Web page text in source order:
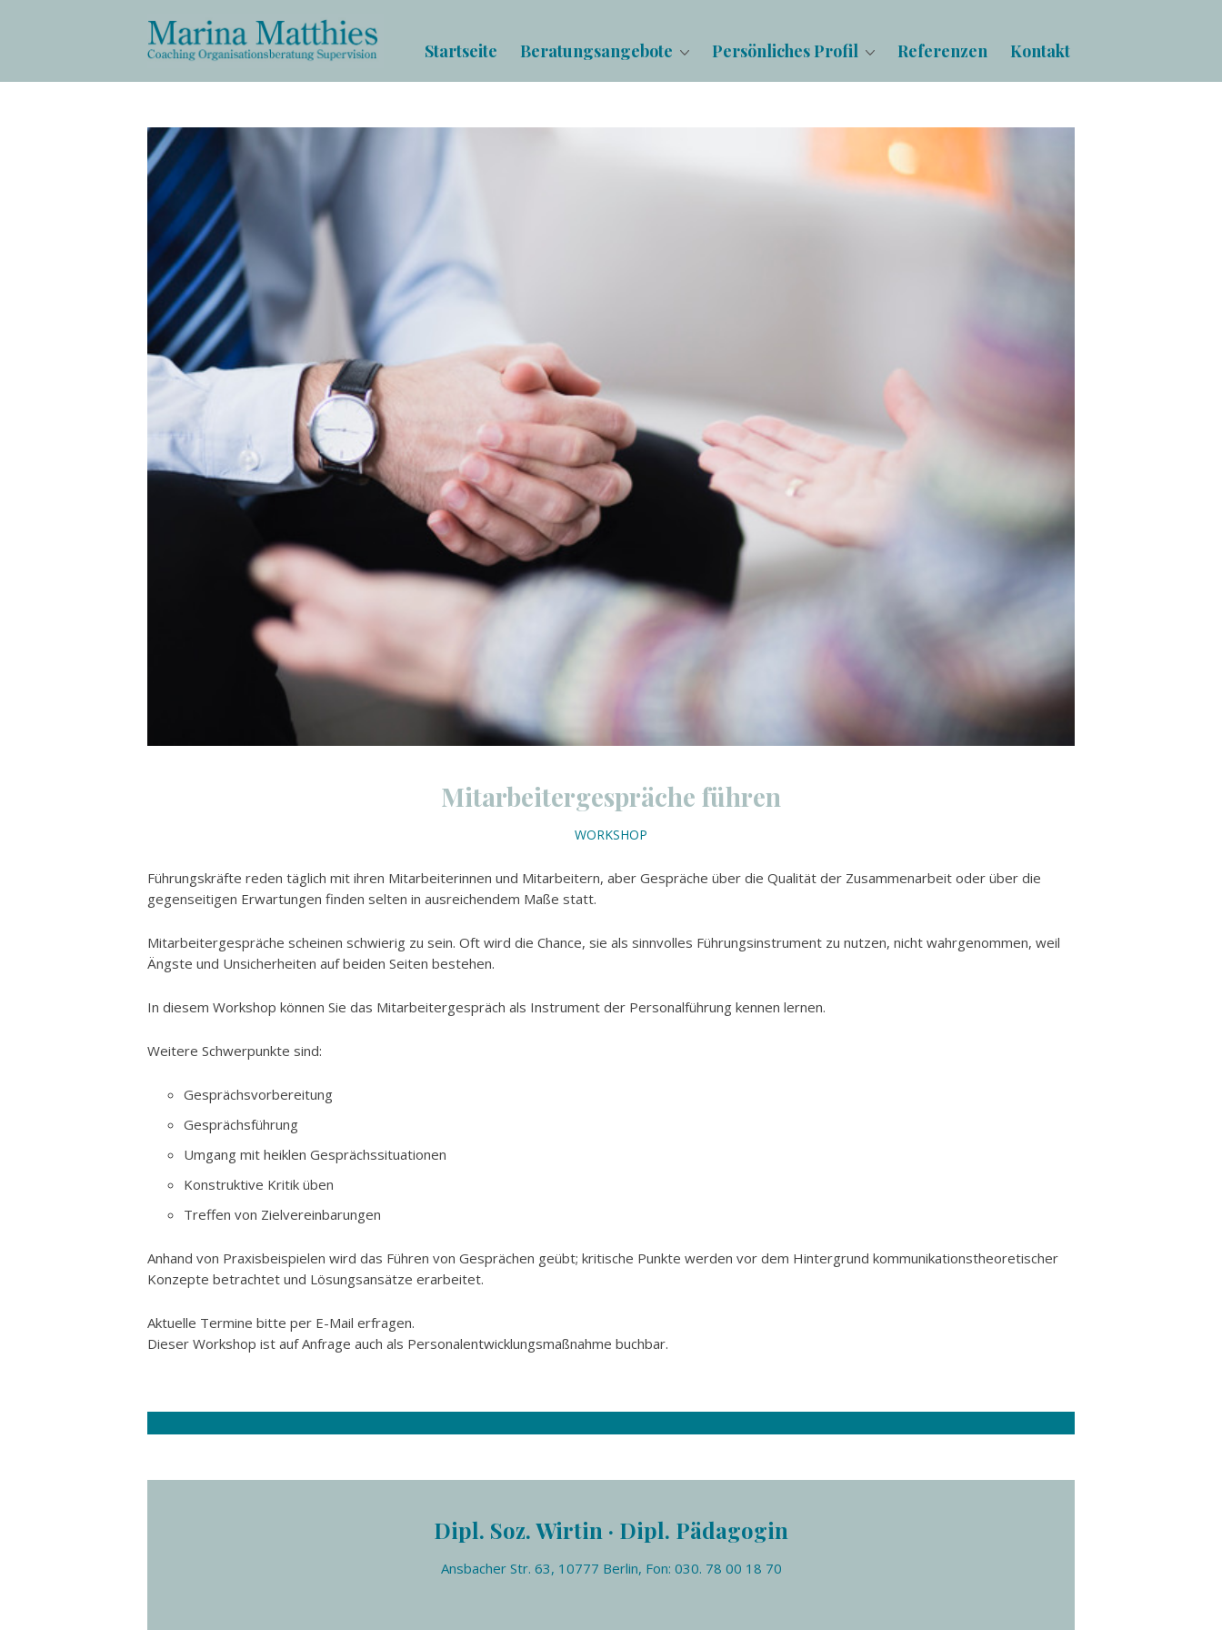
Startseite Beratungsangebote Persönliches Profil Referenzen Kontakt
Mitarbeitergespräche führen
WORKSHOP
Führungskräfte reden täglich mit ihren Mitarbeiterinnen und Mitarbeitern, aber Gespräche über die Qualität der Zusammenarbeit oder über die
gegenseitigen Erwartungen finden selten in ausreichendem Maße statt.
Mitarbeitergespräche scheinen schwierig zu sein. Oft wird die Chance, sie als sinnvolles Führungsinstrument zu nutzen, nicht wahrgenommen, weil
Ängste und Unsicherheiten auf beiden Seiten bestehen.
In diesem Workshop können Sie das Mitarbeitergespräch als Instrument der Personalführung kennen lernen.
Weitere Schwerpunkte sind:
Gesprächsvorbereitung
Gesprächsführung
Umgang mit heiklen Gesprächssituationen
Konstruktive Kritik üben
Treffen von Zielvereinbarungen
Anhand von Praxisbeispielen wird das Führen von Gesprächen geübt; kritische Punkte werden vor dem Hintergrund kommunikationstheoretischer
Konzepte betrachtet und Lösungsansätze erarbeitet.
Aktuelle Termine bitte per E-Mail erfragen.
Dieser Workshop ist auf Anfrage auch als Personalentwicklungsmaßnahme buchbar.
Dipl. Soz. Wirtin · Dipl. Pädagogin
Ansbacher Str. 63, 10777 Berlin, Fon: 030. 78 00 18 70